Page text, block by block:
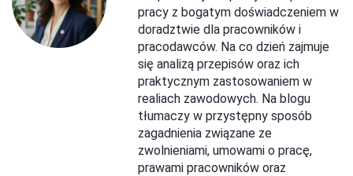
pracy z bogatym doświadczeniem w
doradztwie dla pracowników i
pracodawców. Na co dzień zajmuje
się analizą przepisów oraz ich
praktycznym zastosowaniem w
realiach zawodowych. Na blogu
tłumaczy w przystępny sposób
zagadnienia związane ze
zwolnieniami, umowami o pracę,
prawami pracowników oraz